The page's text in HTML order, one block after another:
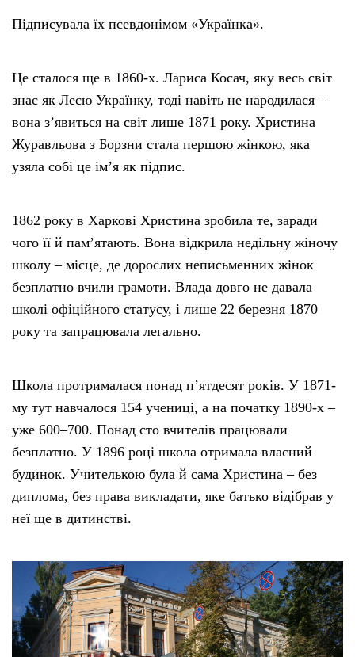
Підписувала їх псевдонімом «Українка».
Це сталося ще в 1860-х. Лариса Косач, яку весь світ
знає як Лесю Українку, тоді навіть не народилася –
вона зʼявиться на світ лише 1871 року. Христина
Журавльова з Борзни стала першою жінкою, яка
узяла собі це імʼя як підпис.
1862 року в Харкові Христина зробила те, заради
чого її й памʼятають. Вона відкрила недільну жіночу
школу – місце, де дорослих неписьменних жінок
безплатно вчили грамоти. Влада довго не давала
школі офіційного статусу, і лише 22 березня 1870
року та запрацювала легально.
Школа протрималася понад пʼятдесят років. У 1871-
му тут навчалося 154 учениці, а на початку 1890-х –
уже 600–700. Понад сто вчителів працювали
безплатно. У 1896 році школа отримала власний
будинок. Учителькою була й сама Христина – без
диплома, без права викладати, яке батько відібрав у
неї ще в дитинстві.